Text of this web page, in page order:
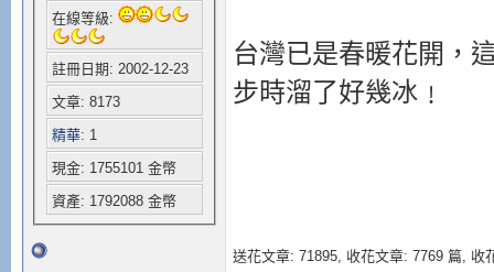
在線等級:
註冊日期: 2002-12-23
文章: 8173
精華: 1
現金: 1755101 金幣
資產: 1792088 金幣
台灣已是春暖花開，
步時溜了好幾冰﹗
送花文章: 71895, 收花文章: 7769 篇, 收